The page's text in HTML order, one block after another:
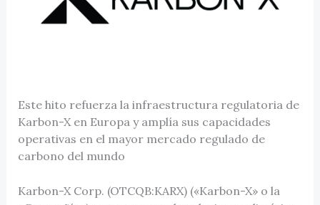
Este hito refuerza la infraestructura regulatoria de
Karbon-X en Europa y amplía sus capacidades
operativas en el mayor mercado regulado de
carbono del mundo
Karbon-X Corp. (OTCQB:KARX) («Karbon-X» o la